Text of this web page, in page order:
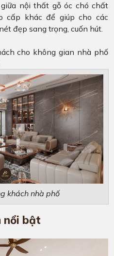
nội thất gỗ óc chó chất
cấp khác để giúp cho các
đẹp sang trọng, cuốn hút.
cho không gian nhà phố
khách nhà phố
nổi bật